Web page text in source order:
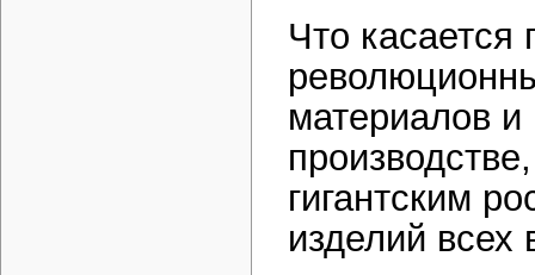
Что касается
материалов
гигантским
изделий всех